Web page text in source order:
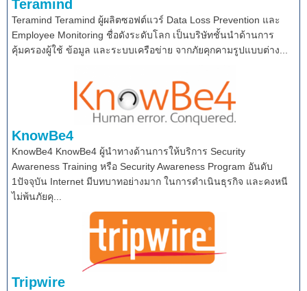
Teramind
Teramind Teramind ผู้ผลิตซอฟต์แวร์ Data Loss Prevention และ
Employee Monitoring ชื่อดังระดับโลก เป็นบริษัทชั้นนำด้านการ
คุ้มครองผู้ใช้ ข้อมูล และระบบเครือข่าย จากภัยคุกคามรูปแบบต่าง...
KnowBe4
KnowBe4 KnowBe4 ผู้นำทางด้านการให้บริการ Security
Awareness Training หรือ Security Awareness Program อันดับ
1ปัจจุบัน Internet มีบทบาทอย่างมาก ในการดำเนินธุรกิจ และคงหนี
ไม่พ้นภัยคุ...
Tripwire